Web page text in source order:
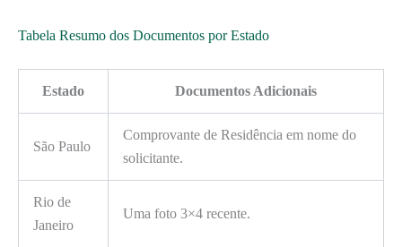
Tabela Resumo dos Documentos por Estado
Estado Documentos Adicionais
São Paulo
Comprovante de Residência em nome do
solicitante.
Rio de
Janeiro
Uma foto 3×4 recente.